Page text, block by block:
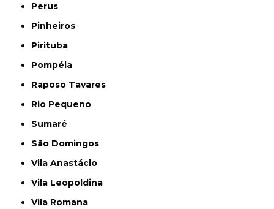
Perus
Pinheiros
Pirituba
Pompéia
Raposo Tavares
Rio Pequeno
Sumaré
São Domingos
Vila Anastácio
Vila Leopoldina
Vila Romana